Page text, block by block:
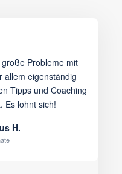
Probleme mit
allem eigenständig
Tipps und Coaching
Es lohnt sich!
H.